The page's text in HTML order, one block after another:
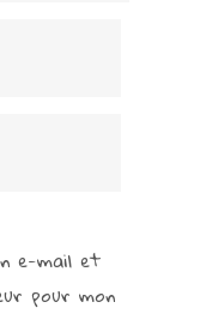
e-mail et
pour mon